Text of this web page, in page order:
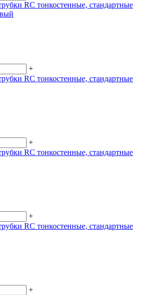
RC тонкостенные, стандартные
+
RC тонкостенные, стандартные
+
RC тонкостенные, стандартные
+
RC тонкостенные, стандартные
+